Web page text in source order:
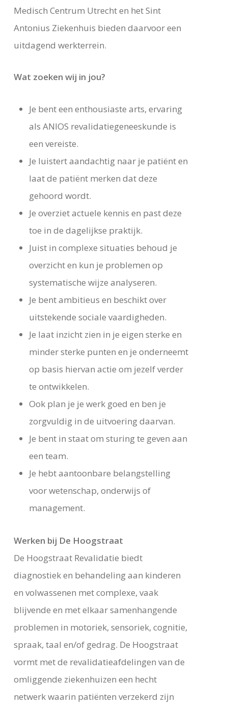
Medisch Centrum Utrecht en het Sint
Antonius Ziekenhuis bieden daarvoor een
uitdagend werkterrein.
Wat zoeken wij in jou?
Je bent een enthousiaste arts, ervaring
als ANIOS revalidatiegeneeskunde is
een vereiste.
Je luistert aandachtig naar je patiënt en
laat de patiënt merken dat deze
gehoord wordt.
Je overziet actuele kennis en past deze
toe in de dagelijkse praktijk.
Juist in complexe situaties behoud je
overzicht en kun je problemen op
systematische wijze analyseren.
Je bent ambitieus en beschikt over
uitstekende sociale vaardigheden.
Je laat inzicht zien in je eigen sterke en
minder sterke punten en je onderneemt
op basis hiervan actie om jezelf verder
te ontwikkelen.
Ook plan je je werk goed en ben je
zorgvuldig in de uitvoering daarvan.
Je bent in staat om sturing te geven aan
een team.
Je hebt aantoonbare belangstelling
voor wetenschap, onderwijs of
management.
Werken bij De Hoogstraat
De Hoogstraat Revalidatie biedt
diagnostiek en behandeling aan kinderen
en volwassenen met complexe, vaak
blijvende en met elkaar samenhangende
problemen in motoriek, sensoriek, cognitie,
spraak, taal en/of gedrag. De Hoogstraat
vormt met de revalidatieafdelingen van de
omliggende ziekenhuizen een hecht
netwerk waarin patiënten verzekerd zijn